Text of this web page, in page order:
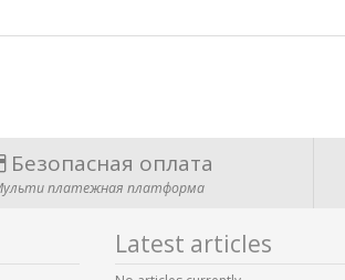
Безопасная оплата
платежная платформа
Latest articles